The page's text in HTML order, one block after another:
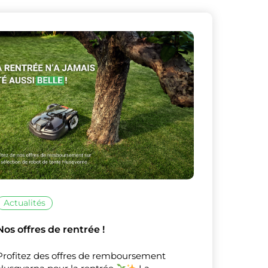
ceux que
XMasquer le bandeau
Actualités
offres de rentrée !
des offres de remboursement